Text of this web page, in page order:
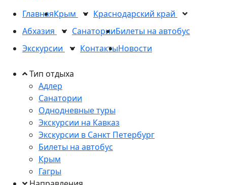
ГлавнаяКрым
Краснодарский край
Абхазия
СанаторииБилеты на автобус
Экскурсии
КонтактыНовости
Тип отдыха
Адлер
Санатории
Однодневные туры
Экскурсии на Кавказ
Экскурсии в Санкт Петербург
Билеты на автобус
Крым
Гагры